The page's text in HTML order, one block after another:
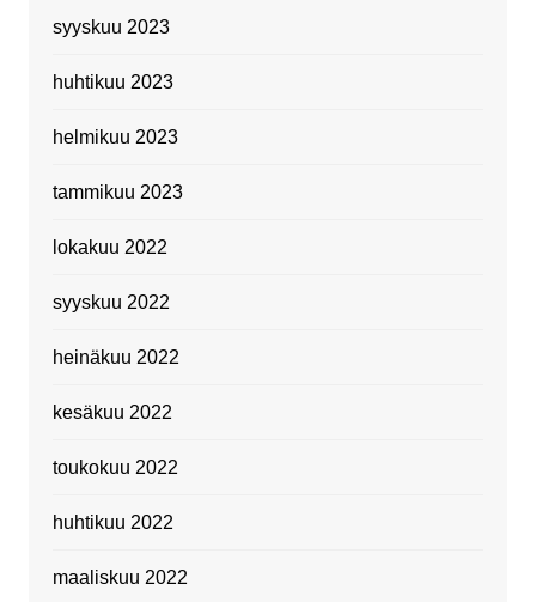
syyskuu 2023
huhtikuu 2023
helmikuu 2023
tammikuu 2023
lokakuu 2022
syyskuu 2022
heinäkuu 2022
kesäkuu 2022
toukokuu 2022
huhtikuu 2022
maaliskuu 2022